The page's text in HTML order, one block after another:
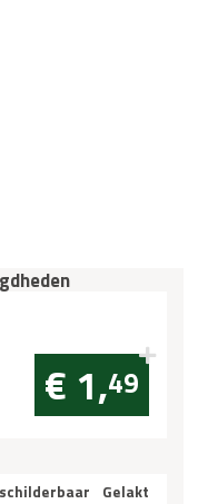
€ 1,49
Gelakt